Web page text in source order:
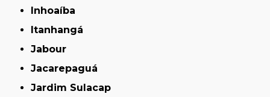
Inhoaíba
Itanhangá
Jabour
Jacarepaguá
Jardim Sulacap